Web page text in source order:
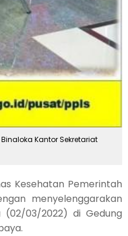
Kantor Sekretariat
Kesehatan Pemerintah
menyelenggarakan
(02/03/2022) di Gedung